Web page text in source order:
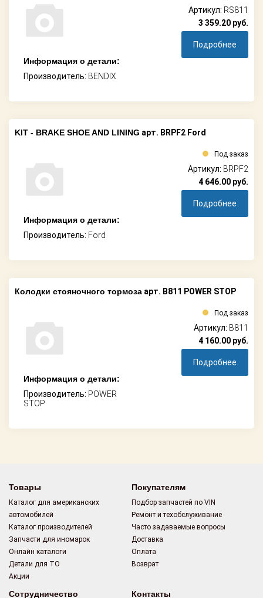
Информация о детали:
Производитель: BENDIX
Артикул: RS811
3 359.20 руб.
Подробнее
KIT - BRAKE SHOE AND LINING арт. BRPF2 Ford
Информация о детали:
Производитель: Ford
Под заказ
Артикул: BRPF2
4 646.00 руб.
Подробнее
Колодки стояночного тормоза арт. B811 POWER STOP
Информация о детали:
Производитель: POWER
STOP
Под заказ
Артикул: B811
4 160.00 руб.
Подробнее
Товары
Каталог для американских
автомобилей
Каталог производителей
Запчасти для иномарок
Онлайн каталоги
Детали для ТО
Акции
Покупателям
Подбор запчастей по VIN
Ремонт и техобслуживание
Часто задаваемые вопросы
Доставка
Оплата
Возврат
Сотрудничество Контакты